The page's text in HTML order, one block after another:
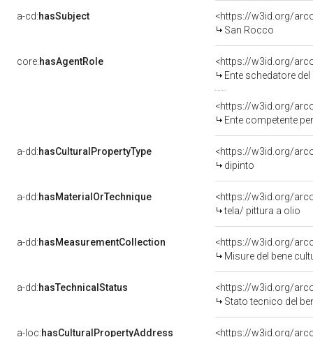
a-cd:hasSubject
<https://w3id.org/
San Rocco
core:hasAgentRole
<https://w3id.org/
Ente schedatore del bene
<https://w3id.org/
Ente competente per tutela
a-dd:hasCulturalPropertyType
<https://w3id.org/
dipinto
a-dd:hasMaterialOrTechnique
<https://w3id.org/
tela/ pittura a olio
a-dd:hasMeasurementCollection
<https://w3id.org/
Misure del bene
a-dd:hasTechnicalStatus
<https://w3id.org/
Stato tecnico del
a-loc:hasCulturalPropertyAddress <https://w3id.org/